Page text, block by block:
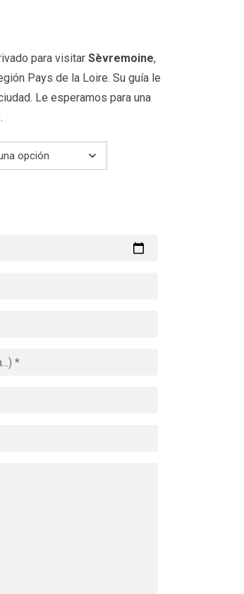
para visitar Sèvremoine,
Pays de la Loire. Su guía le
Le esperamos para una